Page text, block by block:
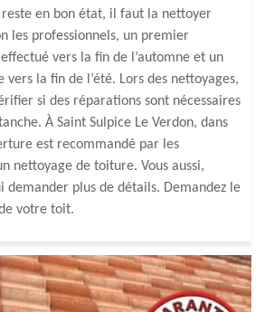
reste en bon état, il faut la nettoyer
les professionnels, un premier
vers la fin de l’automne et un
la fin de l’été. Lors des nettoyages,
si des réparations sont nécessaires
À Saint Sulpice Le Verdon, dans
est recommandé par les
nettoyage de toiture. Vous aussi,
demander plus de détails. Demandez le
votre toit.